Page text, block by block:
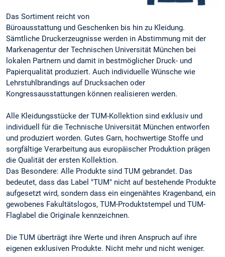
Das Sortiment reicht von
Büroausstattung und Geschenken bis hin zu Kleidung.
Sämtliche Druckerzeugnisse werden in Abstimmung mit der
Markenagentur der Technischen Universität München bei
lokalen Partnern und damit in bestmöglicher Druck- und
Papierqualität produziert. Auch individuelle Wünsche wie
Lehrstuhlbrandings auf Drucksachen oder
Kongressausstattungen können realisieren werden.
Alle Kleidungsstücke der TUM-Kollektion sind exklusiv und
individuell für die Technische Universität München entworfen
und produziert worden. Gutes Garn, hochwertige Stoffe und
sorgfältige Verarbeitung aus europäischer Produktion prägen
die Qualität der ersten Kollektion.
Das Besondere: Alle Produkte sind TUM gebrandet. Das
bedeutet, dass das Label "TUM" nicht auf bestehende Produkte
aufgesetzt wird, sondern dass ein eingenähtes Kragenband, ein
gewobenes Fakultätslogos, TUM-Produktstempel und TUM-
Flaglabel die Originale kennzeichnen.
Die TUM überträgt ihre Werte und ihren Anspruch auf ihre
eigenen exklusiven Produkte. Nicht mehr und nicht weniger.